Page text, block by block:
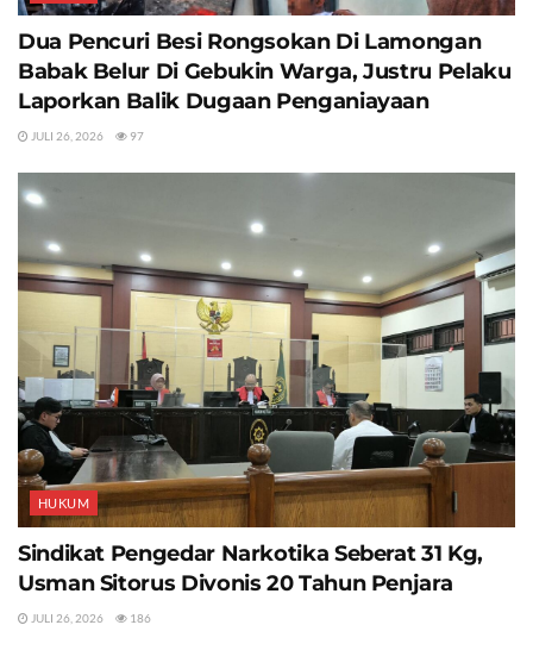
Dua Pencuri Besi Rongsokan Di Lamongan
Babak Belur Di Gebukin Warga, Justru Pelaku
Laporkan Balik Dugaan Penganiayaan
JULI 26, 2026 97
HUKUM
Sindikat Pengedar Narkotika Seberat 31 Kg,
Usman Sitorus Divonis 20 Tahun Penjara
JULI 26, 2026 186